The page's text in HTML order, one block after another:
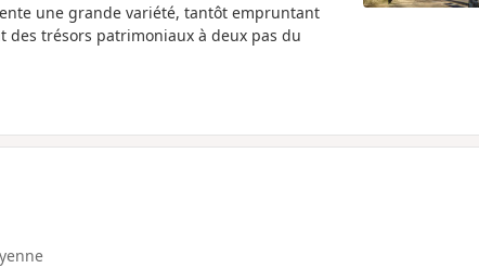
une grande variété, tantôt empruntant
des trésors patrimoniaux à deux pas du